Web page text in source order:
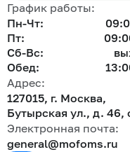
График работы:
Пн-Чт:
Пт:
Сб-Вс:
Обед:
Адрес:
127015, г. Москва,
Бутырская ул., д. 46,
Электронная почта:
general@mofoms.ru